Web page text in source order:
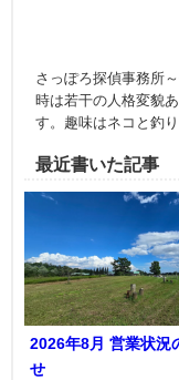
さっぽろ探偵事務所
時は若干の人格変貌
す。趣味はネコと釣り
最近書いた記事
2026年8月 営業状況
せ